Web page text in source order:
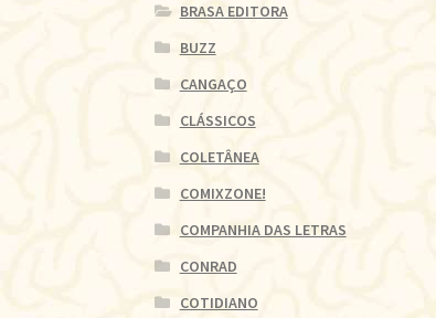
BRASA EDITORA
BUZZ
CANGAÇO
CLÁSSICOS
COLETÂNEA
COMIXZONE!
COMPANHIA DAS LETRAS
CONRAD
COTIDIANO